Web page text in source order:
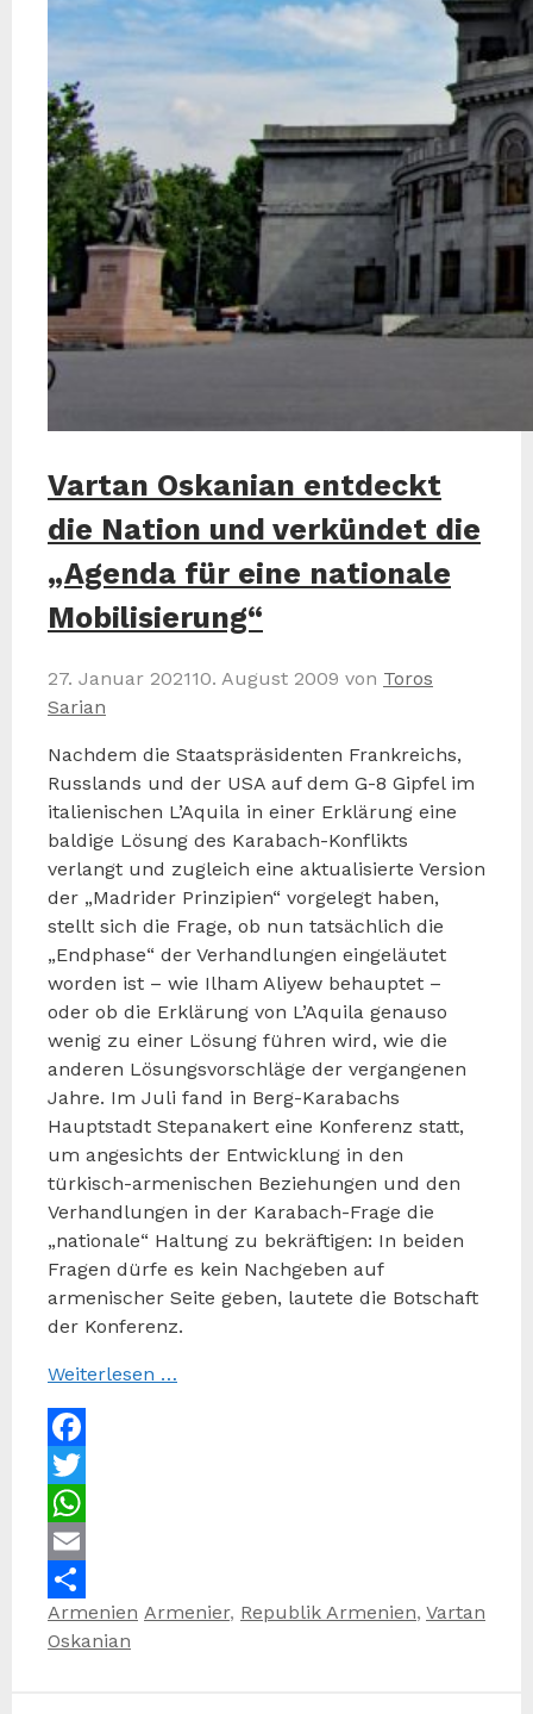
Vartan Oskanian entdeckt
die Nation und verkündet die
„Agenda für eine nationale
Mobilisierung“
27. Januar 202110. August 2009 von Toros
Sarian
Nachdem die Staatspräsidenten Frankreichs,
Russlands und der USA auf dem G-8 Gipfel im
italienischen L’Aquila in einer Erklärung eine
baldige Lösung des Karabach-Konflikts
verlangt und zugleich eine aktualisierte Version
der „Madrider Prinzipien“ vorgelegt haben,
stellt sich die Frage, ob nun tatsächlich die
„Endphase“ der Verhandlungen eingeläutet
worden ist – wie Ilham Aliyew behauptet –
oder ob die Erklärung von L’Aquila genauso
wenig zu einer Lösung führen wird, wie die
anderen Lösungsvorschläge der vergangenen
Jahre. Im Juli fand in Berg-Karabachs
Hauptstadt Stepanakert eine Konferenz statt,
um angesichts der Entwicklung in den
türkisch-armenischen Beziehungen und den
Verhandlungen in der Karabach-Frage die
„nationale“ Haltung zu bekräftigen: In beiden
Fragen dürfe es kein Nachgeben auf
armenischer Seite geben, lautete die Botschaft
der Konferenz.
Weiterlesen …
Facebook
Twitter
WhatsApp
Email
Teilen
Kategorien
Armenien Schlagwörter
Armenier, Republik Armenien, Vartan
Oskanian